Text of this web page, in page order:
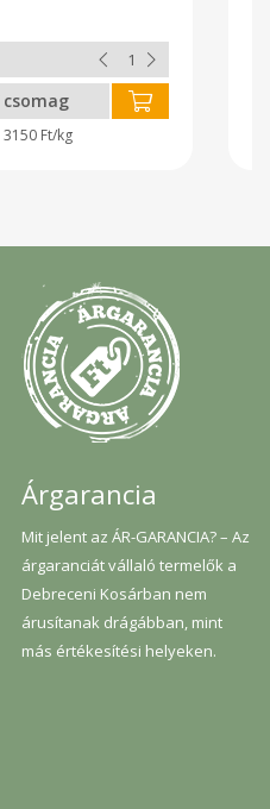
csomag
3150 Ft/kg
Árgarancia
Mit jelent az ÁR-GARANCIA? – Az
árgaranciát vállaló termelők a
Debreceni Kosárban nem
árusítanak drágábban, mint
más értékesítési helyeken.